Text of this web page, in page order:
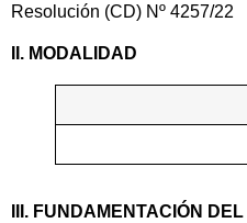
Resolución (CD) Nº 4257/22
II. MODALIDAD
III. FUNDAMENTACIÓN